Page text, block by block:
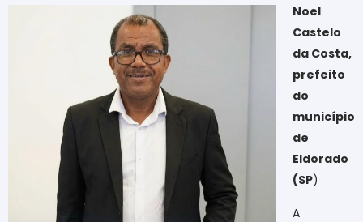
Noel
Castelo
da Costa,
prefeito
do
município
de
Eldorado
(SP)
A